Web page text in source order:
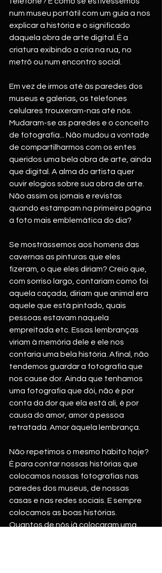
num museu portátil com um guia a nos
explicar a história e o significado
daquela obra de arte digital. É a
criatura exibindo a cria na rua, no
metrô ou num encontro social.
Em vez de irmos até às paredes dos
museus e galerias, os telefones
celulares trouxeram-nas até nós.
Mudaram-se as paredes e o conceito
de fotografia... Não mudou a vontade
de compartilharmos com os entes
queridos uma bela obra de arte, ainda
que digital. A alma do artista quer
ouvir elogios sobre sua obra de arte.
Não assim os jornais e revistas
quando estampam na primeira página
a foto mais emblemática do dia?
Se mostrássemos aos homens das
cavernas as pinturas que eles
fizeram, o que eles diriam? Creio que,
com sorriso largo, contariam como foi
aquela caçada, diriam que animal era
aquele que está pintado, quais
pessoas estavam naquela
empreitada etc. Essas lembranças
viriam à memória dele e ele nos
contaria uma bela história. Afinal, não
tendemos guardar a fotografia que
nos cause dor. Ainda que tenhamos
uma fotografia que dói, não é por
conta da dor que ela está ali, é por
causa do amor, amor à pessoa
retratada. Amor àquela lembrança.
Não repetimos o mesmo hábito hoje?
É para contar nossas histórias que
colocamos nossas fotografias nas
paredes dos museus, de nossas
casas e nas redes sociais. E sempre
colocamos as boas histórias.
Quantos de nós já colocaram uma